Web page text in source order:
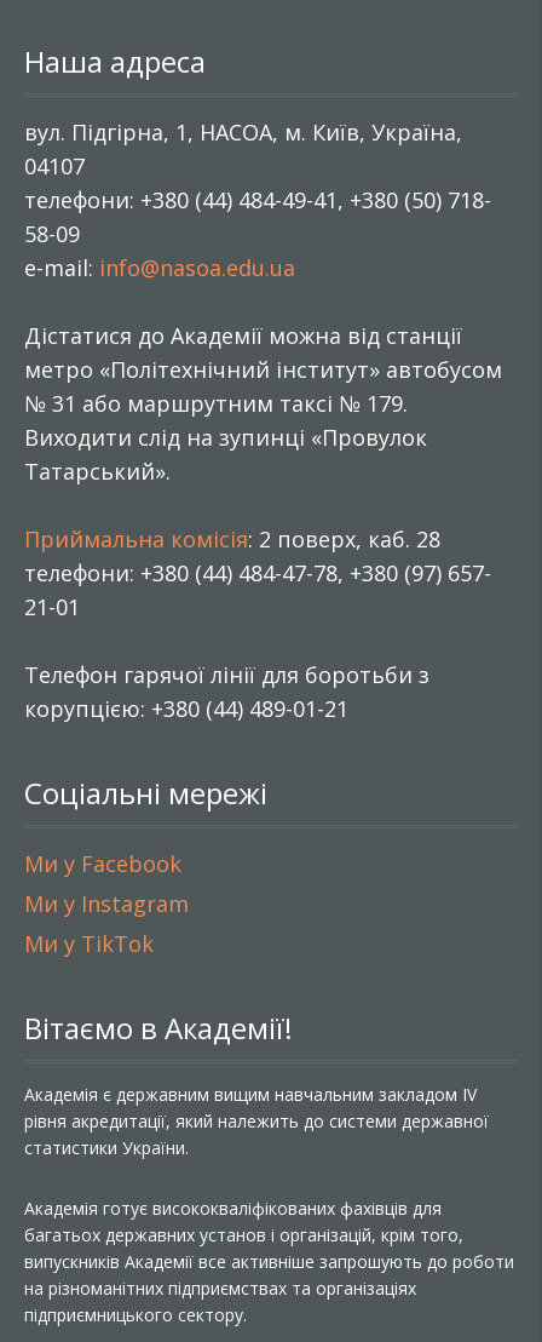
Наша адреса
вул. Підгірна, 1, НАСОА, м. Київ, Україна,
04107
телефони: +380 (44) 484-49-41, +380 (50) 718-
58-09
e-mail: info@nasoa.edu.ua
Дістатися до Академії можна від станції
метро «Політехнічний інститут» автобусом
№ 31 або маршрутним таксі № 179.
Виходити слід на зупинці «Провулок
Татарський».
Приймальна комісія: 2 поверх, каб. 28
телефони: +380 (44) 484-47-78, +380 (97) 657-
21-01
Телефон гарячої лінії для боротьби з
корупцією: +380 (44) 489-01-21
Соціальні мережі
Ми у Facebook
Ми у Instagram
Ми у TikTok
Вітаємо в Академії!
Академія є державним вищим навчальним закладом IV
рівня акредитації, який належить до системи державної
статистики України.
Академія готує висококваліфікованих фахівців для
багатьох державних установ і організацій, крім того,
випускників Академії все активніше запрошують до роботи
на різноманітних підприємствах та організаціях
підприємницького сектору.